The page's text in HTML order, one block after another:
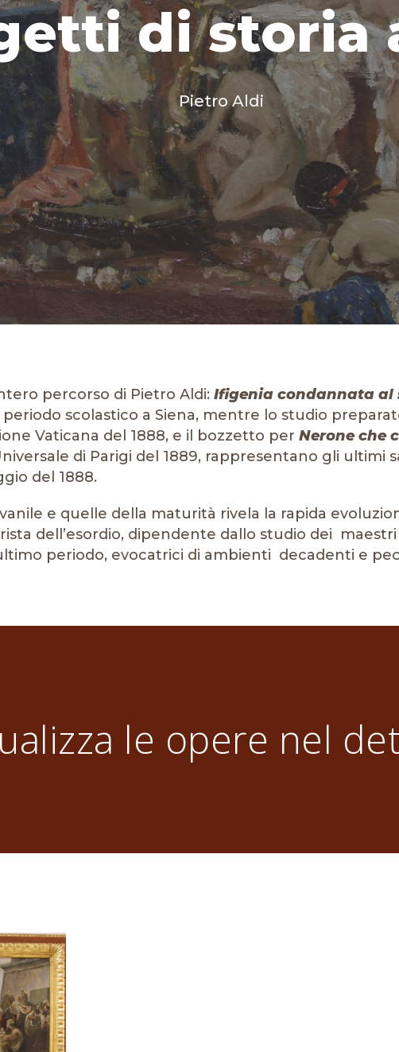
di storia
Pietro Aldi
percorso di Pietro Aldi: Ifigenia condannata al
scolastico a Siena, mentre lo studio
Vaticana del 1888, e il bozzetto per Nerone che
di Parigi del 1889, rappresentano gli ultimi
del 1888.
e quelle della maturità rivela la rapida
dell’esordio, dipendente dallo studio dei
periodo, evocatrici di ambienti decadenti e
le opere nel